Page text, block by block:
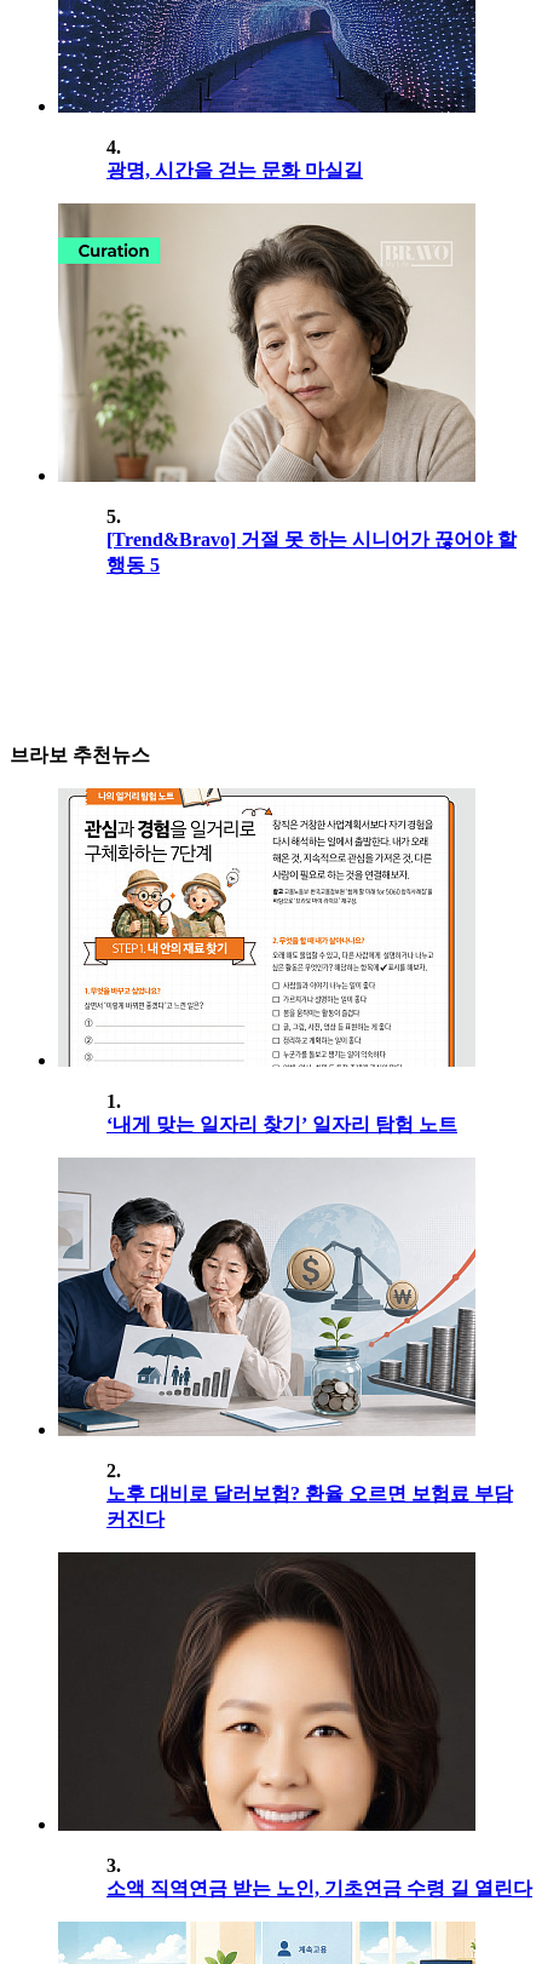
4.
광명, 시간을 걷는 문화 마실길
5.
[Trend&Bravo] 거절 못 하는 시니어가 끊어야 할
행동 5
브라보 추천뉴스
1.
‘내게 맞는 일자리 찾기’ 일자리 탐험 노트
2.
노후 대비로 달러보험? 환율 오르면 보험료 부담
커진다
3.
소액 직역연금 받는 노인, 기초연금 수령 길 열린다